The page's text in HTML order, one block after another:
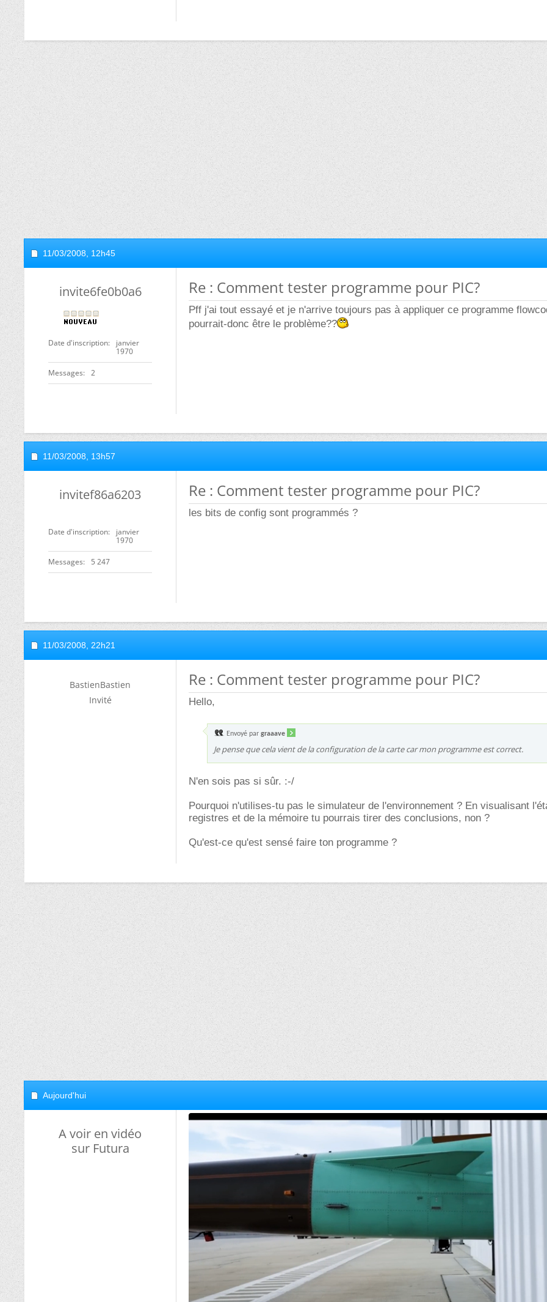
11/03/2008, 12h45
invite6fe0b0a6
Date d'inscription
janvier
1970
Messages 2
Re : Comment tester programme pour PIC?
Pff j'ai tout essayé et je n'arrive toujours pas à appliquer ce programme
pourrait-donc être le problème??
11/03/2008, 13h57
invitef86a6203
Date d'inscription
janvier
1970
Messages 5 247
Re : Comment tester programme pour PIC?
les bits de config sont programmés ?
11/03/2008, 22h21
BastienBastien
Invité
Re : Comment tester programme pour PIC?
Hello,
Envoyé par graaave
Je pense que cela vient de la configuration de la carte car mon programme est correct.
N'en sois pas si sûr. :-/
Pourquoi n'utilises-tu pas le simulateur de l'environnement ? En visualisant
registres et de la mémoire tu pourrais tirer des conclusions, non ?
Qu'est-ce qu'est sensé faire ton programme ?
Aujourd'hui
A voir en vidéo
sur Futura